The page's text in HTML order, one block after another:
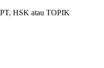
HSK atau TOPIK